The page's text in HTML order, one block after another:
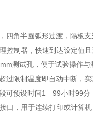
四角半圆弧形过渡，隔板
控制器，快速到达设定值且
测试孔，便于试验操作与
过限制温度即自动中断，
可预设时间1—99小时99
口，用于连续打印或计算